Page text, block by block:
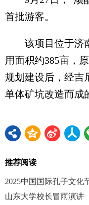
首批游客。
该项目位于济南
用面积约385亩，
规划建设后，经吉
单体矿坑改造而成
推荐阅读
2025中国国际孔子文化
山东大学校长冒雨演讲